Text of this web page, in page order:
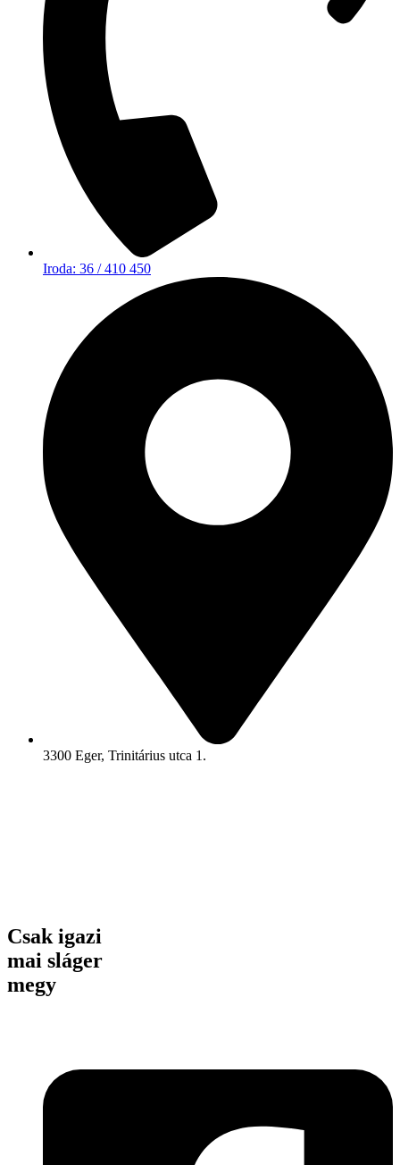
Iroda: 36 / 410 450
3300 Eger, Trinitárius utca 1.
Csak igazi
mai sláger
megy